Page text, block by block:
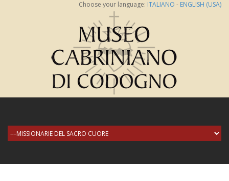
Choose your language: ITALIANO - ENGLISH (USA)